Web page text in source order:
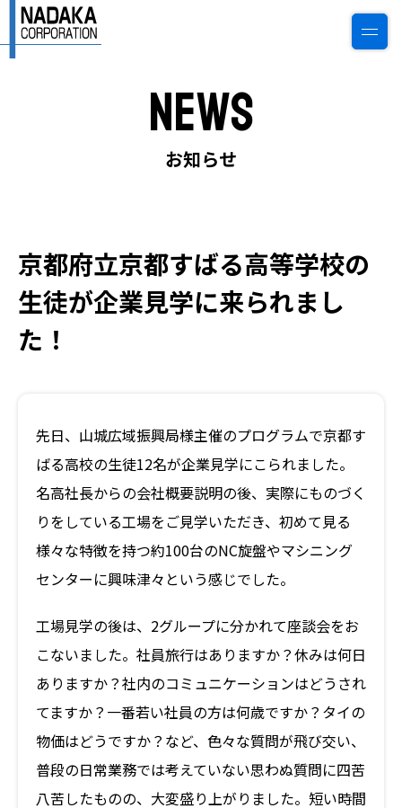
0774-22-6784
ご相談・見積もり
私たちについて
会社情報
製品・サービス
加工事例
設備紹介
技術者コラム
お知らせ
採用案内
お問い合わせ
JP EN
News
お知らせ
京都府立京都すばる高等学校の
生徒が企業見学に来られまし
た！
先日、山城広域振興局様主催のプログラムで京都す
ばる高校の生徒12名が企業見学にこられました。
名高社長からの会社概要説明の後、実際にものづく
りをしている工場をご見学いただき、初めて見る
様々な特徴を持つ約100台のNC旋盤やマシニング
センターに興味津々という感じでした。
工場見学の後は、2グループに分かれて座談会をお
こないました。社員旅行はありますか？休みは何日
ありますか？社内のコミュニケーションはどうされ
てますか？一番若い社員の方は何歳ですか？タイの
物価はどうですか？など、色々な質問が飛び交い、
普段の日常業務では考えていない思わぬ質問に四苦
八苦したものの、大変盛り上がりました。短い時間